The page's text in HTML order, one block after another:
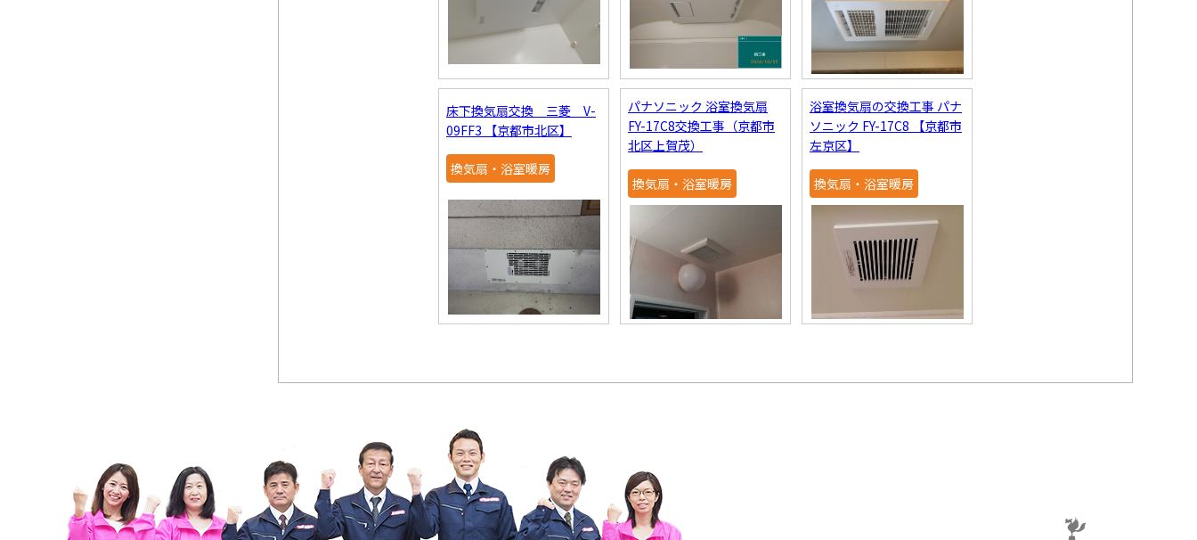
床下換気扇交換 三菱 V-
09FF3 【京都市北区】
換気扇・浴室暖房
パナソニック 浴室換気扇
FY-17C8交換工事（京都市
北区上賀茂）
換気扇・浴室暖房
浴室換気扇の交換工事 パナ
ソニック FY-17C8 【京都市
左京区】
換気扇・浴室暖房